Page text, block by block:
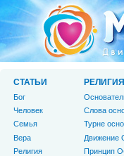
СТАТЬИ
Бог
Человек
Cемья
Вера
Религия
Слова
Турне
Движение
Принцип